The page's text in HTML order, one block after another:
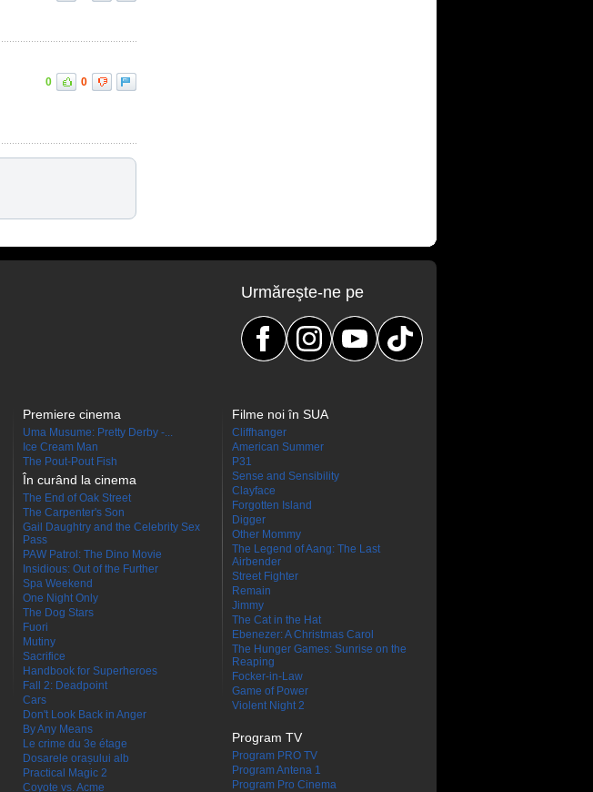
0 0
Urmăreşte-ne pe
Premiere cinema
Uma Musume: Pretty Derby -...
Ice Cream Man
The Pout-Pout Fish
În curând la cinema
The End of Oak Street
The Carpenter's Son
Gail Daughtry and the Celebrity Sex
Pass
PAW Patrol: The Dino Movie
Insidious: Out of the Further
Spa Weekend
One Night Only
The Dog Stars
Fuori
Mutiny
Sacrifice
Handbook for Superheroes
Fall 2: Deadpoint
Cars
Don't Look Back in Anger
By Any Means
Le crime du 3e étage
Dosarele orașului alb
Practical Magic 2
Coyote vs. Acme
Filme noi în SUA
Cliffhanger
American Summer
P31
Sense and Sensibility
Clayface
Forgotten Island
Digger
Other Mommy
The Legend of Aang: The Last
Airbender
Street Fighter
Remain
Jimmy
The Cat in the Hat
Ebenezer: A Christmas Carol
The Hunger Games: Sunrise on the
Reaping
Focker-in-Law
Game of Power
Violent Night 2
Program TV
Program PRO TV
Program Antena 1
Program Pro Cinema